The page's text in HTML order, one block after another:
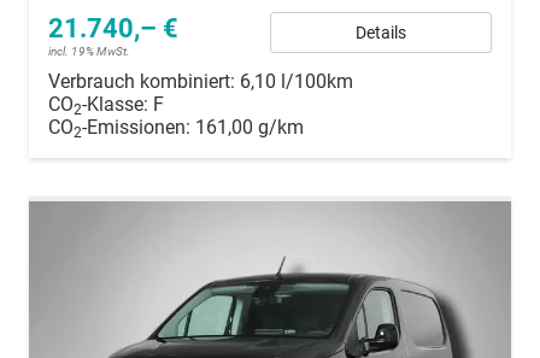
21.740,– €
incl. 19% MwSt.
Details
Verbrauch kombiniert: 6,10 l/100km
CO2-Klasse: F
CO2-Emissionen: 161,00 g/km